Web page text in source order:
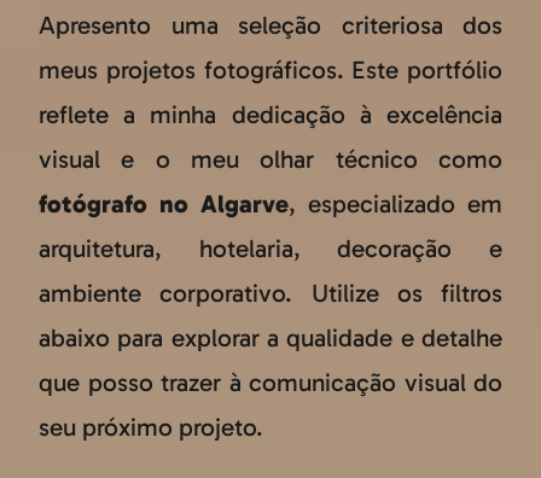
Apresento uma seleção criteriosa dos
meus projetos fotográficos. Este portfólio
reflete a minha dedicação à excelência
visual e o meu olhar técnico como
fotógrafo no Algarve, especializado em
arquitetura, hotelaria, decoração e
ambiente corporativo. Utilize os filtros
abaixo para explorar a qualidade e detalhe
que posso trazer à comunicação visual do
seu próximo projeto.